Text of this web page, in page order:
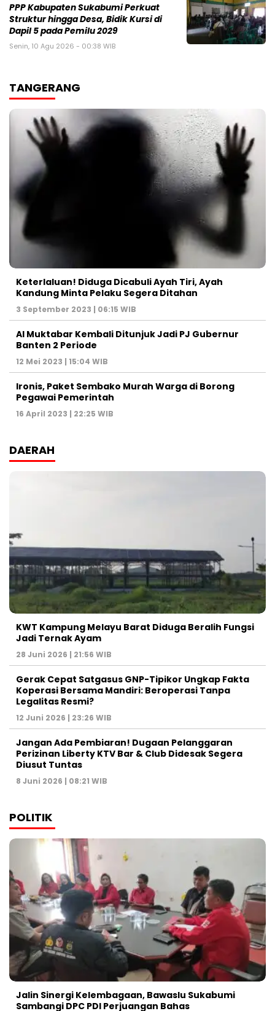
PPP Kabupaten Sukabumi Perkuat
Struktur hingga Desa, Bidik Kursi di
Dapil 5 pada Pemilu 2029
Senin, 10 Agu 2026 - 00:38 WIB
TANGERANG
Keterlaluan! Diduga Dicabuli Ayah Tiri, Ayah
Kandung Minta Pelaku Segera Ditahan
3 September 2023 | 06:15 WIB
Al Muktabar Kembali Ditunjuk Jadi PJ Gubernur
Banten 2 Periode
12 Mei 2023 | 15:04 WIB
Ironis, Paket Sembako Murah Warga di Borong
Pegawai Pemerintah
16 April 2023 | 22:25 WIB
DAERAH
KWT Kampung Melayu Barat Diduga Beralih Fungsi
Jadi Ternak Ayam
28 Juni 2026 | 21:56 WIB
Gerak Cepat Satgasus GNP-Tipikor Ungkap Fakta
Koperasi Bersama Mandiri: Beroperasi Tanpa
Legalitas Resmi?
12 Juni 2026 | 23:26 WIB
Jangan Ada Pembiaran! Dugaan Pelanggaran
Perizinan Liberty KTV Bar & Club Didesak Segera
Diusut Tuntas
8 Juni 2026 | 08:21 WIB
POLITIK
Jalin Sinergi Kelembagaan, Bawaslu Sukabumi
Sambangi DPC PDI Perjuangan Bahas